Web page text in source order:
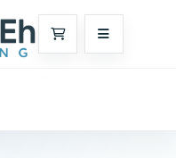
عربة التسوق